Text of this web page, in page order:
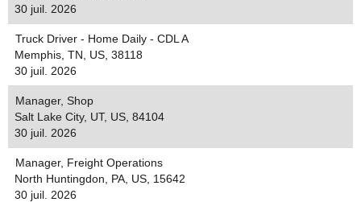
30 juil. 2026
Truck Driver - Home Daily - CDL A
Memphis, TN, US, 38118
30 juil. 2026
Manager, Shop
Salt Lake City, UT, US, 84104
30 juil. 2026
Manager, Freight Operations
North Huntingdon, PA, US, 15642
30 juil. 2026